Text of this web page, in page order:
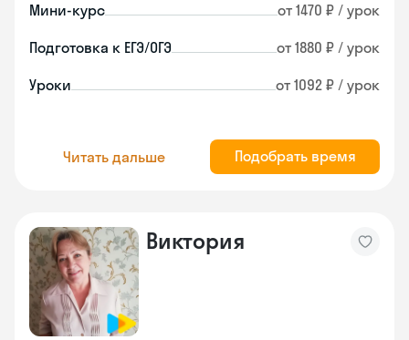
Мини-курс от 1470 ₽ / урок
Подготовка к ЕГЭ/ОГЭ от 1880 ₽ / урок
Уроки от 1092 ₽ / урок
Читать дальше Подобрать время
Виктория